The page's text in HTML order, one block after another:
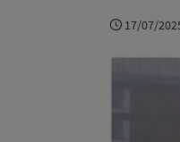
17/07/